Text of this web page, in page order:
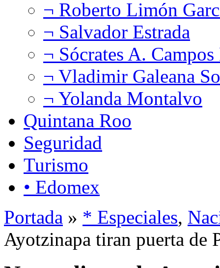
¬ Roberto Limón
¬ Salvador Estrada
¬ Sócrates A.
¬ Vladimir Galeana
¬ Yolanda Montalvo
Quintana Roo
Seguridad
Turismo
• Edomex
Portada » * Especiales,
Ayotzinapa tiran puerta de